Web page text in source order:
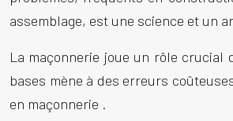
assemblage, est une science et un
La maçonnerie joue un rôle crucial
bases mène à des erreurs
en maçonnerie .